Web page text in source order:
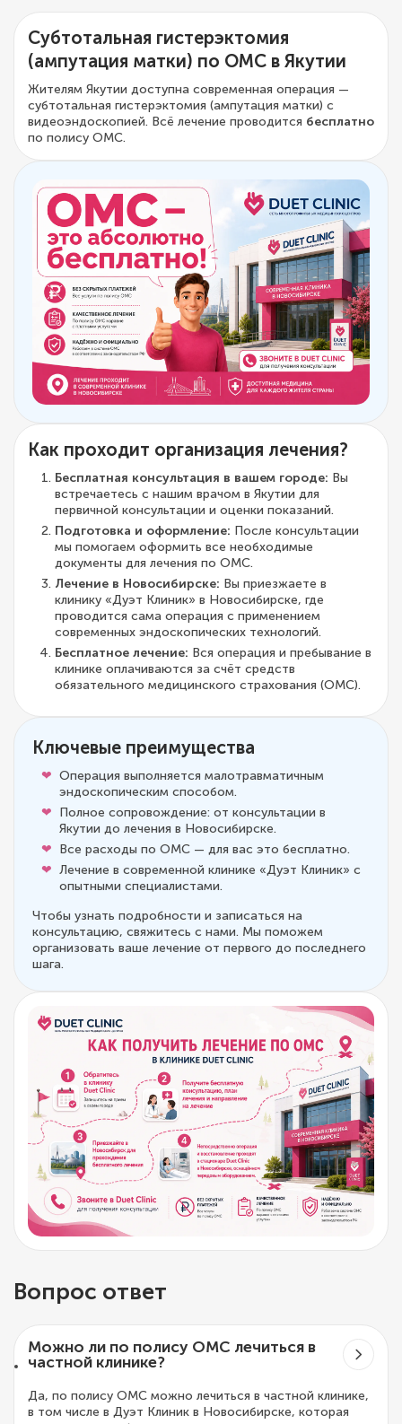
Субтотальная гистерэктомия
(ампутация матки) по ОМС в Якутии
Жителям Якутии доступна современная операция —
субтотальная гистерэктомия (ампутация матки) с
видеоэндоскопией. Всё лечение проводится бесплатно
по полису ОМС.
Как проходит организация лечения?
Бесплатная консультация в вашем городе: Вы
встречаетесь с нашим врачом в Якутии для
первичной консультации и оценки показаний.
Подготовка и оформление: После консультации
мы помогаем оформить все необходимые
документы для лечения по ОМС.
Лечение в Новосибирске: Вы приезжаете в
клинику «Дуэт Клиник» в Новосибирске, где
проводится сама операция с применением
современных эндоскопических технологий.
Бесплатное лечение: Вся операция и пребывание в
клинике оплачиваются за счёт средств
обязательного медицинского страхования (ОМС).
Ключевые преимущества
Операция выполняется малотравматичным
эндоскопическим способом.
Полное сопровождение: от консультации в
Якутии до лечения в Новосибирске.
Все расходы по ОМС — для вас это бесплатно.
Лечение в современной клинике «Дуэт Клиник» с
опытными специалистами.
Чтобы узнать подробности и записаться на
консультацию, свяжитесь с нами. Мы поможем
организовать ваше лечение от первого до последнего
шага.
Вопрос ответ
Можно ли по полису ОМС лечиться в
частной клинике?
Да, по полису ОМС можно лечиться в частной клинике,
в том числе в Дуэт Клиник в Новосибирске, которая